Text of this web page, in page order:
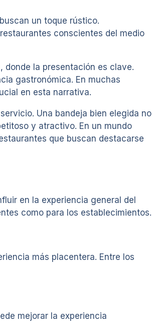
un toque rústico.
conscientes del medio
donde la presentación es clave.
gastronómica. En muchas
en esta narrativa.
Una bandeja bien elegida no
y atractivo. En un mundo
que buscan destacarse
en la experiencia general del
como para los establecimientos.
más placentera. Entre los
mejorar la experiencia